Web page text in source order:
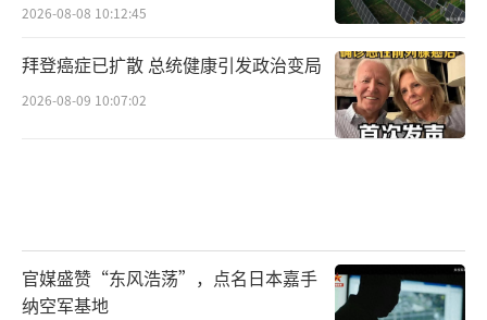
2026-08-08 10:12:45
拜登癌症已扩散 总统健康引发政治变局
2026-08-09 10:07:02
官媒盛赞“东风浩荡”，点名日本嘉手
纳空军基地